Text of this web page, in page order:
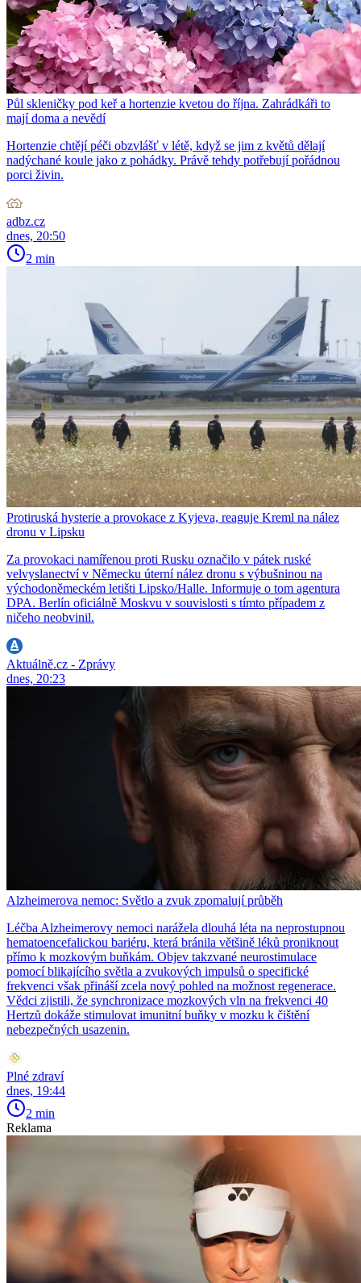
Půl skleničky pod keř a hortenzie kvetou do října. Zahrádkáři to
mají doma a nevědí
Hortenzie chtějí péči obzvlášť v létě, když se jim z květů dělají
nadýchané koule jako z pohádky. Právě tehdy potřebují pořádnou
porci živin.
adbz.cz
dnes, 20:50
2 min
Protiruská hysterie a provokace z Kyjeva, reaguje Kreml na nález
dronu v Lipsku
Za provokaci namířenou proti Rusku označilo v pátek ruské
velvyslanectví v Německu úterní nález dronu s výbušninou na
východoněmeckém letišti Lipsko/Halle. Informuje o tom agentura
DPA. Berlín oficiálně Moskvu v souvislosti s tímto případem z
ničeho neobvinil.
Aktuálně.cz - Zprávy
dnes, 20:23
Alzheimerova nemoc: Světlo a zvuk zpomalují průběh
Léčba Alzheimerovy nemoci narážela dlouhá léta na neprostupnou
hematoencefalickou bariéru, která bránila většině léků proniknout
přímo k mozkovým buňkám. Objev takzvané neurostimulace
pomocí blikajícího světla a zvukových impulsů o specifické
frekvenci však přináší zcela nový pohled na možnost regenerace.
Vědci zjistili, že synchronizace mozkových vln na frekvenci 40
Hertzů dokáže stimulovat imunitní buňky v mozku k čištění
nebezpečných usazenin.
Plné zdraví
dnes, 19:44
2 min
Reklama